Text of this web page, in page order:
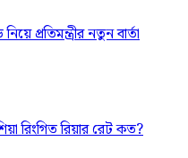
প্রতিমন্ত্রীর নতুন বার্তা
রিংগিত রিয়ার রেট কত?